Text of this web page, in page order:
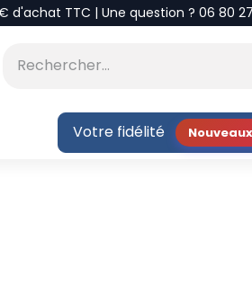
d'achat TTC | Une question ? 06 80
Votre fidélité